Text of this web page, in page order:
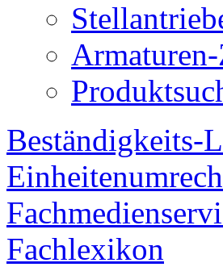
Beständigkeits-
Fachlexikon